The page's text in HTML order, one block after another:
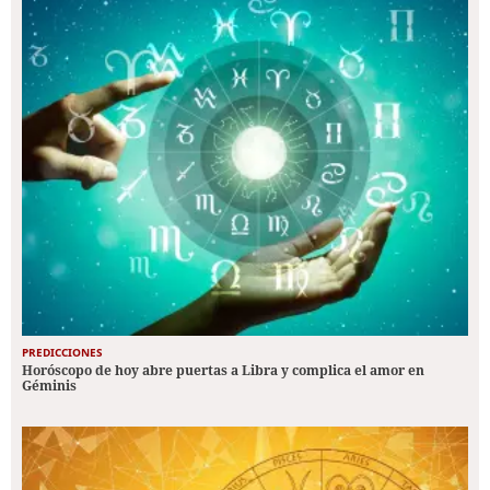
PREDICCIONES
Horóscopo de hoy abre puertas a Libra y complica el amor en
Géminis